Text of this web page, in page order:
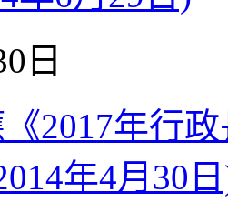
日
2017年行
年4月30